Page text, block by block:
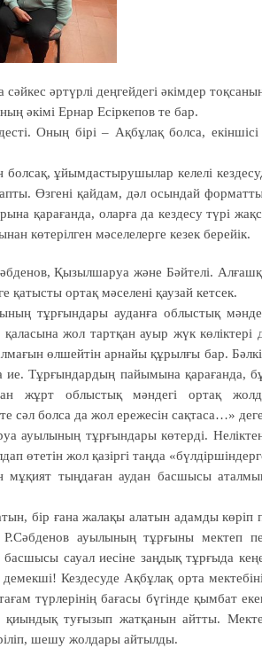
әртүрлі деңгейдегі әкімдер
әкімі Ернар Есіркепов те бар.
Оның бірі – Ақбұлақ болса,
ұйымдастырушылар келелі
Өзгені қайдам, дәл осындай
қарағанда, оларға да кездесу түрі
көтерілген мәселелерге кезек берейік.
Қызылшаруа және Бәйтелі.
ортақ мәселені қаузай кетсек.
тұрғындары ауданға облыстық
жол тартқан ауыр жүк көліктері
өлшейтін арнайы құрылғы бар.
ие. Тұрғындардың пайымына қарағанда,
жұрт облыстық мәндегі ортақ
сәл болса да жол ережесін сақтаса…»
ауылының тұрғындары көтерді.
өтетін жол қазіргі таңда
мұқият тыңдаған аудан басшысы
бір ғана жалақы алатын адамды көріп
ауылының тұрғыны мектеп
сауал иесіне заңдық тұрғыда
Кездесуде Ақбұлақ орта
түрлерінің бағасы бүгінде қымбат
қиындық туғызып жатқанын айтты.
шешу жолдары айтылды.